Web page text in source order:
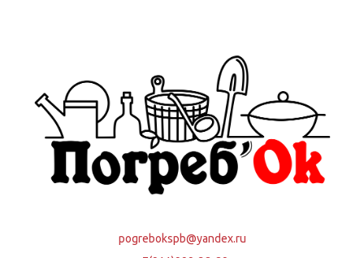
pogrebokspb@yandex.ru